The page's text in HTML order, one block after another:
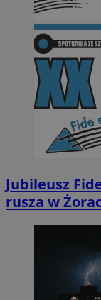
Jubileusz
rusza w